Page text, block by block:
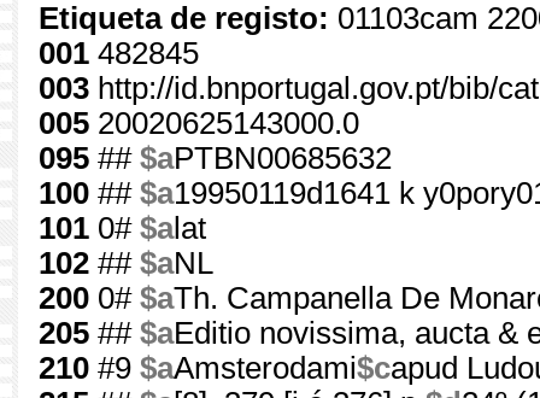
Etiqueta de registo: 01103cam
001 482845
003 http://id.bnportugal.gov.pt/bib/
005 20020625143000.0
095 ## $aPTBN00685632
100 ## $a19950119d1641 k
101 0# $alat
102 ## $aNL
200 0# $aTh. Campanella De
205 ## $aEditio novissima, aucta &
210 #9 $aAmsterodami$capud